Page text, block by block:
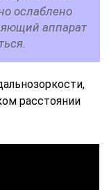
ослаблено
аппарат
расстоянии